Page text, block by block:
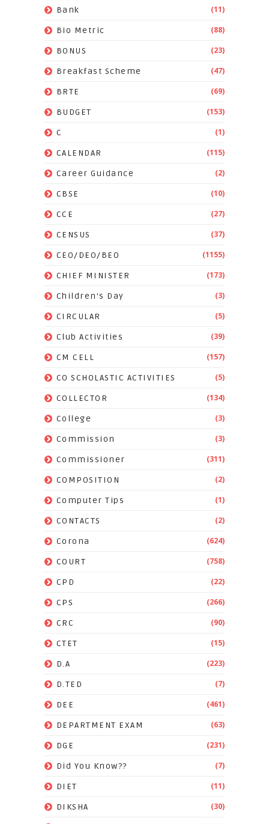
Bank (11)
Bio Metric (88)
BONUS (23)
Breakfast Scheme (47)
BRTE (69)
BUDGET (153)
C (1)
CALENDAR (115)
Career Guidance (2)
CBSE (10)
CCE (27)
CENSUS (37)
CEO/DEO/BEO (1155)
CHIEF MINISTER (173)
Children's Day (3)
CIRCULAR (5)
Club Activities (39)
CM CELL (157)
CO SCHOLASTIC ACTIVITIES (5)
COLLECTOR (134)
College (3)
Commission (3)
Commissioner (311)
COMPOSITION (2)
Computer Tips (1)
CONTACTS (2)
Corona (624)
COURT (758)
CPD (22)
CPS (266)
CRC (90)
CTET (15)
D.A (223)
D.TED (7)
DEE (461)
DEPARTMENT EXAM (63)
DGE (231)
Did You Know?? (7)
DIET (11)
DIKSHA (30)